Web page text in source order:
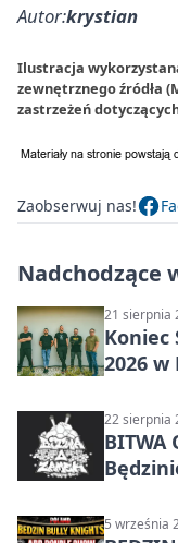
Autor:krystian
Ilustracja
zewnętrznego źródła
zastrzeżeń
Zaobserwuj nas!
Nadchodzące
21 sierpnia
Koniec
2026 w
22 sierpnia
BITWA
5 września